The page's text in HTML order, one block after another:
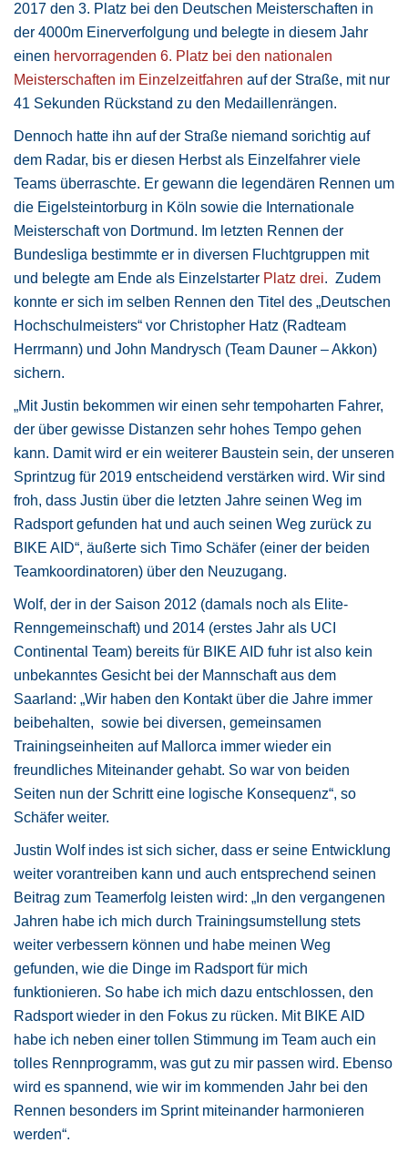
2017 den 3. Platz bei den Deutschen Meisterschaften in
der 4000m Einerverfolgung und belegte in diesem Jahr
einen hervorragenden 6. Platz bei den nationalen
Meisterschaften im Einzelzeitfahren auf der Straße, mit nur
41 Sekunden Rückstand zu den Medaillenrängen.
Dennoch hatte ihn auf der Straße niemand sorichtig auf
dem Radar, bis er diesen Herbst als Einzelfahrer viele
Teams überraschte. Er gewann die legendären Rennen um
die Eigelsteintorburg in Köln sowie die Internationale
Meisterschaft von Dortmund. Im letzten Rennen der
Bundesliga bestimmte er in diversen Fluchtgruppen mit
und belegte am Ende als Einzelstarter Platz drei. Zudem
konnte er sich im selben Rennen den Titel des „Deutschen
Hochschulmeisters“ vor Christopher Hatz (Radteam
Herrmann) und John Mandrysch (Team Dauner – Akkon)
sichern.
„Mit Justin bekommen wir einen sehr tempoharten Fahrer,
der über gewisse Distanzen sehr hohes Tempo gehen
kann. Damit wird er ein weiterer Baustein sein, der unseren
Sprintzug für 2019 entscheidend verstärken wird. Wir sind
froh, dass Justin über die letzten Jahre seinen Weg im
Radsport gefunden hat und auch seinen Weg zurück zu
BIKE AID“, äußerte sich Timo Schäfer (einer der beiden
Teamkoordinatoren) über den Neuzugang.
Wolf, der in der Saison 2012 (damals noch als Elite-
Renngemeinschaft) und 2014 (erstes Jahr als UCI
Continental Team) bereits für BIKE AID fuhr ist also kein
unbekanntes Gesicht bei der Mannschaft aus dem
Saarland: „Wir haben den Kontakt über die Jahre immer
beibehalten, sowie bei diversen, gemeinsamen
Trainingseinheiten auf Mallorca immer wieder ein
freundliches Miteinander gehabt. So war von beiden
Seiten nun der Schritt eine logische Konsequenz“, so
Schäfer weiter.
Justin Wolf indes ist sich sicher, dass er seine Entwicklung
weiter vorantreiben kann und auch entsprechend seinen
Beitrag zum Teamerfolg leisten wird: „In den vergangenen
Jahren habe ich mich durch Trainingsumstellung stets
weiter verbessern können und habe meinen Weg
gefunden, wie die Dinge im Radsport für mich
funktionieren. So habe ich mich dazu entschlossen, den
Radsport wieder in den Fokus zu rücken. Mit BIKE AID
habe ich neben einer tollen Stimmung im Team auch ein
tolles Rennprogramm, was gut zu mir passen wird. Ebenso
wird es spannend, wie wir im kommenden Jahr bei den
Rennen besonders im Sprint miteinander harmonieren
werden“.